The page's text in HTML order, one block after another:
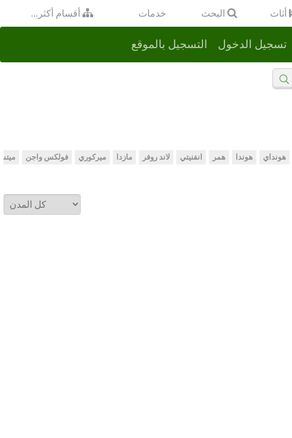
أثاث البحث خدمات أقسام أكثر...
التسجيل بالموقع تسجيل الدخول
هونداي هوندا همر انفنيتي لاند روفر مازدا ميركوري فولكس واجن